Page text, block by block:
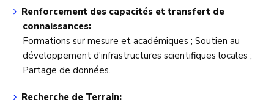
Renforcement des capacités et transfert de
connaissances:
Formations sur mesure et académiques ; Soutien au
développement d'infrastructures scientifiques locales ;
Partage de données.
Recherche de Terrain: